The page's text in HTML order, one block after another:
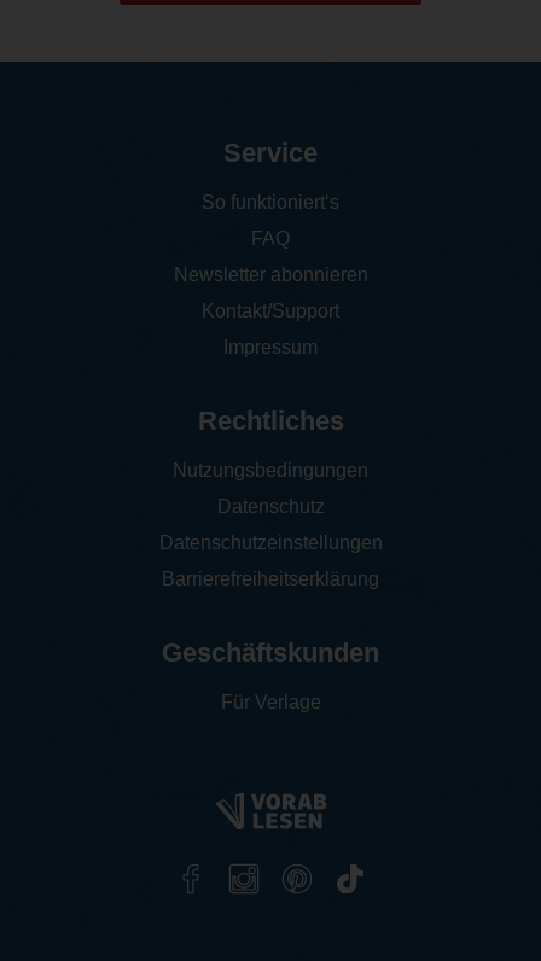
Service
So funktioniert‘s
FAQ
Newsletter abonnieren
Kontakt/Support
Impressum
Rechtliches
Nutzungsbedingungen
Datenschutz
Datenschutzeinstellungen
Barrierefreiheitserklärung
Geschäftskunden
Für Verlage